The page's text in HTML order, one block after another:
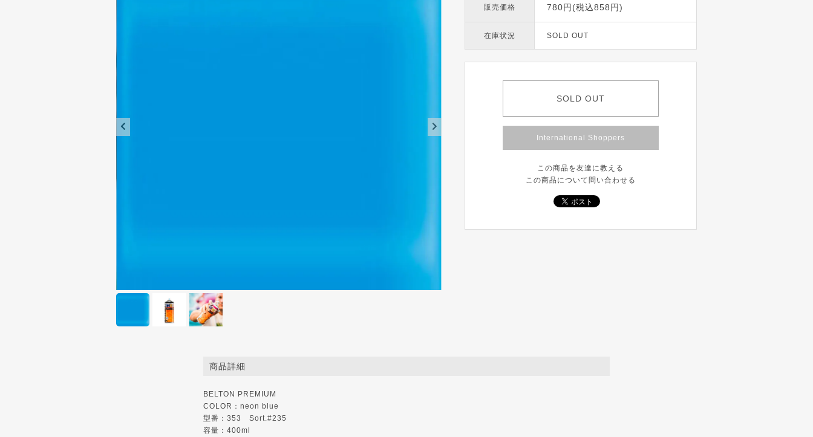
商品詳細
BELTON PREMIUM
COLOR：neon blue
型番：353 Sort.#235
容量：400ml
販売価格 780円(税込858円)
在庫状況 SOLD OUT
SOLD OUT
International Shoppers
この商品を友達に教える
この商品について問い合わせる